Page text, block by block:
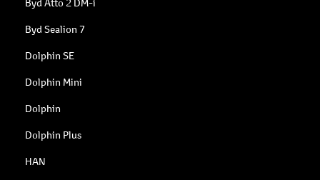
Byd Sealion 7
Dolphin SE
Dolphin Mini
Dolphin
Dolphin Plus
HAN